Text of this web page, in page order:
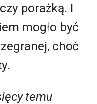
porażką. I
mogło być
choć
temu